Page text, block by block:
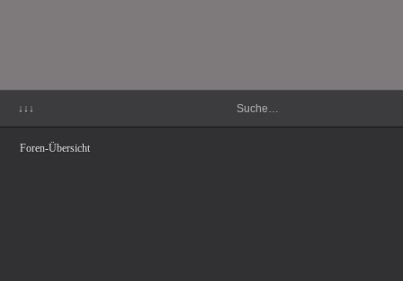
↓↓↓
Foren-Übersicht